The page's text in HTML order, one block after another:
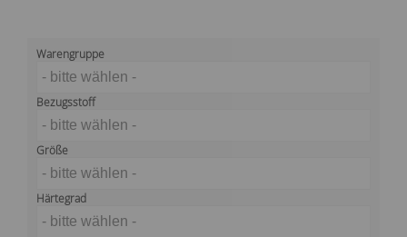
Warengruppe
- bitte wählen -
Bezugsstoff
- bitte wählen -
Größe
- bitte wählen -
Härtegrad
- bitte wählen -